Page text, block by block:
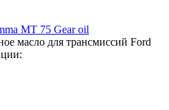
MT 75 Gear oil
масло для трансмиссий Ford